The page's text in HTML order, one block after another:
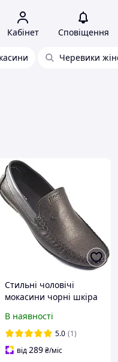
Кабінет Сповіщення
Черевики
Стильні чоловічі
мокасини чорні шкіра
розмірів Rosso
Avangard BS Guerin M4
Pelle liscia nera
В наявності
5.0 (1)
від289 ₴/міс